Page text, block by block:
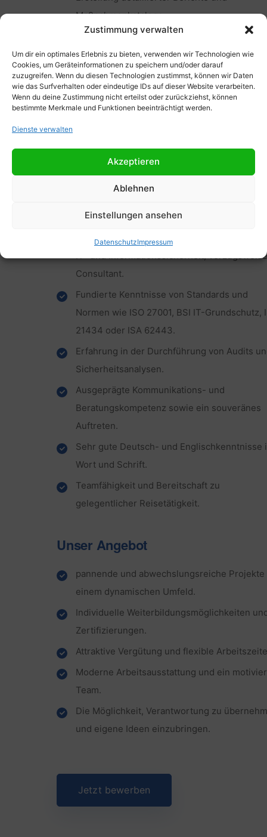
Zustimmung verwalten
Um dir ein optimales Erlebnis zu bieten, verwenden wir Technologien wie
Cookies, um Geräteinformationen zu speichern und/oder darauf
zuzugreifen. Wenn du diesen Technologien zustimmst, können wir Daten
wie das Surfverhalten oder eindeutige IDs auf dieser Website verarbeiten.
Wenn du deine Zustimmung nicht erteilst oder zurückziehst, können
bestimmte Merkmale und Funktionen beeinträchtigt werden.
Dienste verwalten
Akzeptieren
Ablehnen
Einstellungen ansehen
DatenschutzImpressum
Maßnahmenkataloge.
Schulung und Sensibilisierung von
Mitarbeitenden in Fragen der IT- und
Informationssicherheit.
Aktive Mitgestaltung bei der
unserer Dienstleistungsportfolios.
Dein Profil
vergleichbare Qualifikation.
Mindestens 5 Jahre Berufserfahrung im
IT- und Informationssicherheit,
Consultant.
Fundierte Kenntnisse von Standards und
Normen wie ISO 27001, BSI IT-Grundschutz,
21434 oder ISA 62443.
Erfahrung in der Durchführung von Audits
Sicherheitsanalysen.
Ausgeprägte Kommunikations- und
Beratungskompetenz sowie ein souveränes
Auftreten.
Sehr gute Deutsch- und Englischkenntnisse
Wort und Schrift.
Teamfähigkeit und Bereitschaft zu
gelegentlicher Reisetätigkeit.
Unser Angebot
pannende und abwechslungsreiche Projekte
einem dynamischen Umfeld.
Individuelle Weiterbildungsmöglichkeiten
Zertifizierungen.
Attraktive Vergütung und flexible
Moderne Arbeitsausstattung und ein
Team.
Die Möglichkeit, Verantwortung zu
und eigene Ideen einzubringen.
Jetzt bewerben